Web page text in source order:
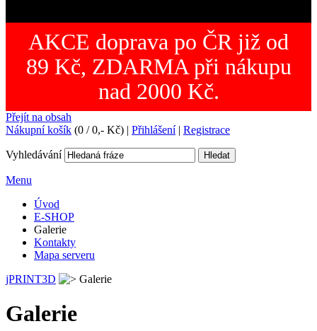
AKCE doprava po ČR již od
89 Kč, ZDARMA při nákupu
nad 2000 Kč.
Přejít na obsah
Nákupní košík (0 /0,- Kč) | Přihlášení| Registrace
Vyhledávání Hledat
Menu
Úvod
E-SHOP
Galerie
Kontakty
Mapa serveru
jPRINT3D
Galerie
Galerie